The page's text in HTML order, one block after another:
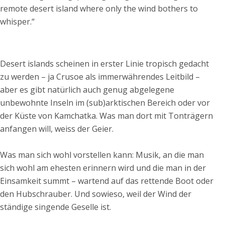
remote desert island where only the wind bothers to
whisper.“
Desert islands scheinen in erster Linie tropisch gedacht
zu werden – ja Crusoe als immerwährendes Leitbild –
aber es gibt natürlich auch genug abgelegene
unbewohnte Inseln im (sub)arktischen Bereich oder vor
der Küste von Kamchatka. Was man dort mit Tonträgern
anfangen will, weiss der Geier.
Was man sich wohl vorstellen kann: Musik, an die man
sich wohl am ehesten erinnern wird und die man in der
Einsamkeit summt – wartend auf das rettende Boot oder
den Hubschrauber. Und sowieso, weil der Wind der
ständige singende Geselle ist.